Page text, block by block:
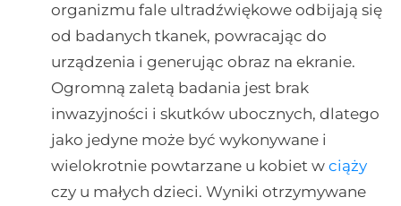
organizmu fale ultradźwiękowe odbijają się
od badanych tkanek, powracając do
urządzenia i generując obraz na ekranie.
Ogromną zaletą badania jest brak
inwazyjności i skutków ubocznych, dlatego
jako jedyne może być wykonywane i
wielokrotnie powtarzane u kobiet w ciąży
czy u małych dzieci. Wyniki otrzymywane